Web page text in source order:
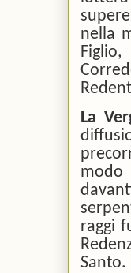
nella
La
modo
raggi
Santo.